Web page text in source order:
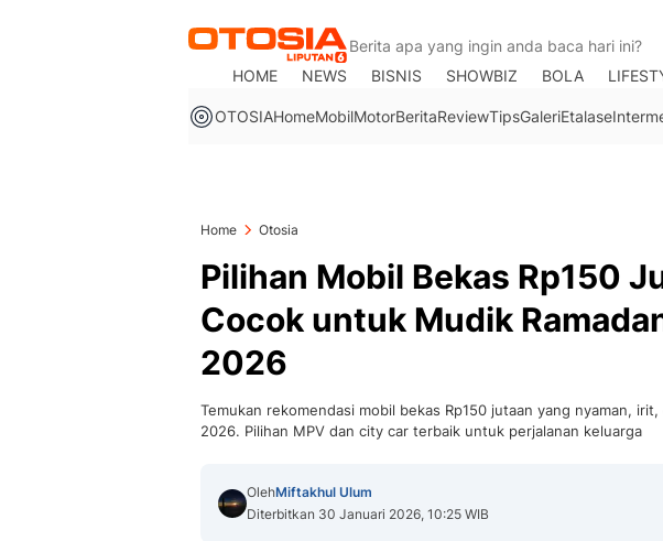
HOME
NEWS BISNIS SHOWBIZ BOLA
OTOSIAHomeMobilMotorBeritaReviewTipsGaleriEtalase
Home Otosia
Pilihan Mobil Bekas Rp150
Cocok untuk Mudik
2026
Temukan rekomendasi mobil bekas Rp150 jutaan yang nyaman,
2026. Pilihan MPV dan city car terbaik untuk perjalanan keluarga
OlehMiftakhul Ulum
Diterbitkan 30 Januari 2026, 10:25 WIB